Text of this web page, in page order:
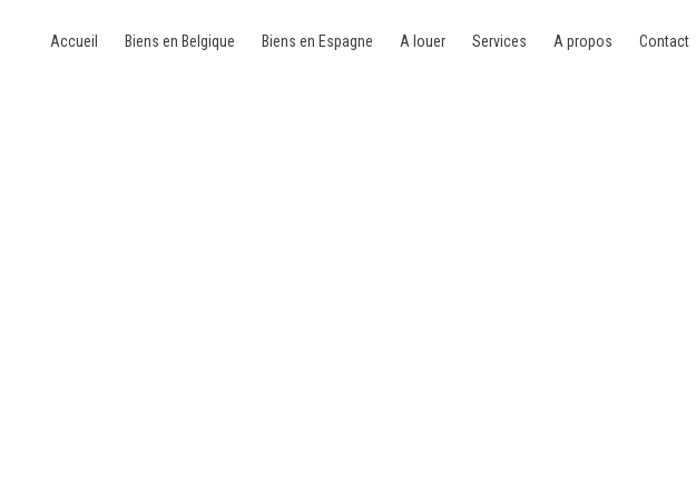
Accueil Biens en Belgique Biens en Espagne A louer Services A propos Contact